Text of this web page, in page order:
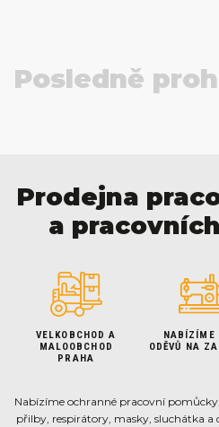
Posledně
Prodejna
a
VELKOBCHOD A
MALOOBCHOD
PRAHA
NABÍZÍME
ODĚVŮ NA
Nabízíme ochranné pracovní
přilby, respirátory, masky, sluchátka